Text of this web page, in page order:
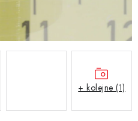
+ kolejne (1)